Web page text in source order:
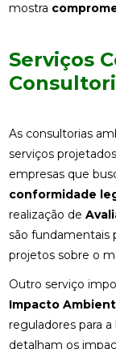
mostra
Serviços
As consultorias
serviços
empresas que
conformidade
realização de
são fundamentais
projetos sobre o
Outro serviço
Impacto
reguladores para
detalham os